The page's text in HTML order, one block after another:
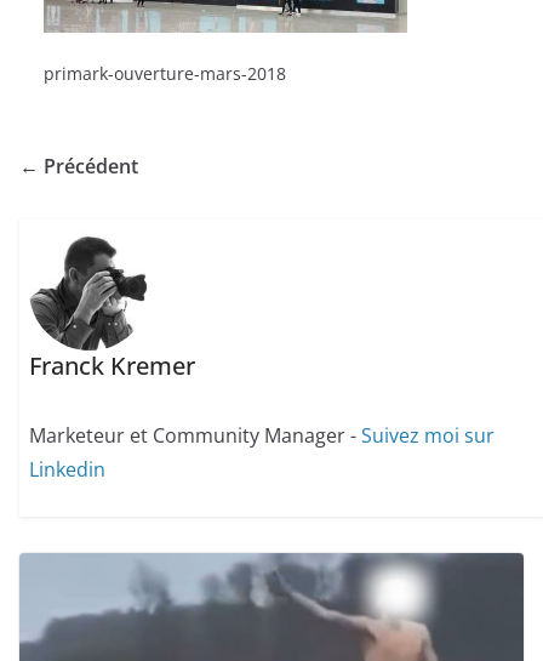
primark-ouverture-mars-2018
← Précédent
Franck Kremer
Marketeur et Community Manager -Suivez moi sur
Linkedin